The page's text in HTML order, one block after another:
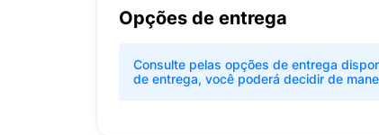
Opções de entrega
Consulte pelas opções de entrega
de entrega, você poderá decidir de